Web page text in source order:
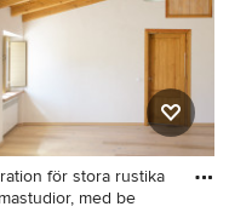
för stora rustika
med be